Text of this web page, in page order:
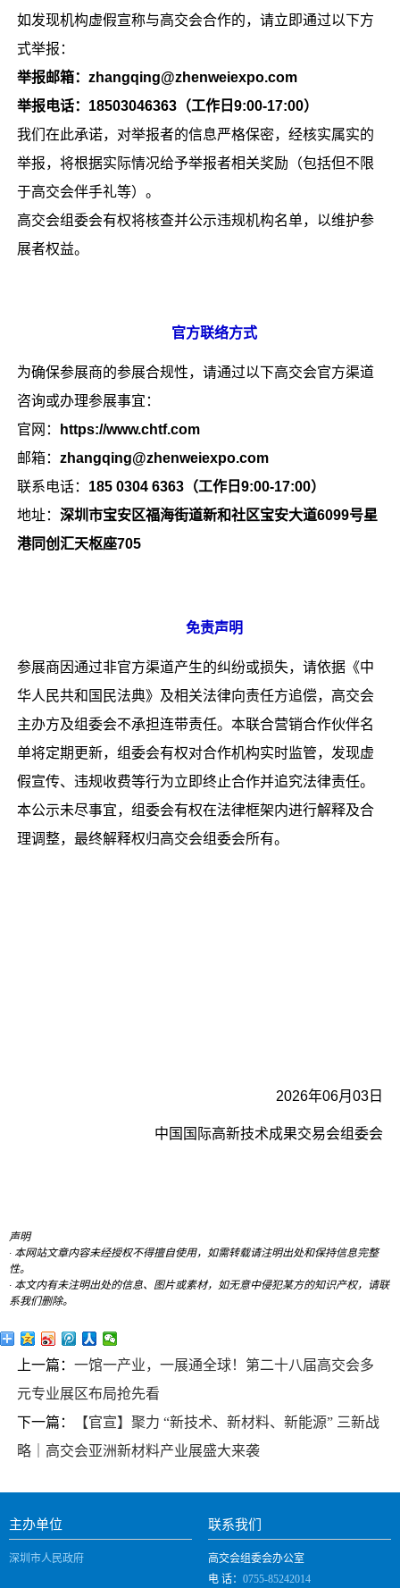
如发现机构虚假宣称与高交会合作的，请立即通过以下方
式举报：
举报邮箱：zhangqing@zhenweiexpo.com
举报电话：18503046363（工作日9:00-17:00）
我们在此承诺，对举报者的信息严格保密，经核实属实的
举报，将根据实际情况给予举报者相关奖励（包括但不限
于高交会伴手礼等）。
高交会组委会有权将核查并公示违规机构名单，以维护参
展者权益。
官方联络方式
为确保参展商的参展合规性，请通过以下高交会官方渠道
咨询或办理参展事宜：
官网：
https://www.chtf.com
邮箱： zhangqing@zhenweiexpo.com
联系电话： 185 0304 6363（工作日9:00-17:00）
地址： 深圳市宝安区福海街道新和社区宝安大道6099号星
港同创汇天枢座705
免责声明
参展商因通过非官方渠道产生的纠纷或损失，请依据《中
华人民共和国民法典》及相关法律向责任方追偿，高交会
主办方及组委会不承担连带责任。本联合营销合作伙伴名
单将定期更新，组委会有权对合作机构实时监管，发现虚
假宣传、违规收费等行为立即终止合作并追究法律责任。
本公示未尽事宜，组委会有权在法律框架内进行解释及合
理调整，最终解释权归高交会组委会所有。
2026年06月03日
中国国际高新技术成果交易会组委会
声明
· 本网站文章内容未经授权不得擅自使用，如需转载请注明出处和保持信息完整
性。
· 本文内有未注明出处的信息、图片或素材，如无意中侵犯某方的知识产权，请联
系我们删除。
上一篇： 一馆一产业，一展通全球！第二十八届高交会多
元专业展区布局抢先看
下一篇：
【官宣】聚力 “新技术、新材料、新能源” 三新战
略｜高交会亚洲新材料产业展盛大来袭
主办单位
深圳市人民政府
联系我们
高交会组委会办公室
电 话： 0755-85242014